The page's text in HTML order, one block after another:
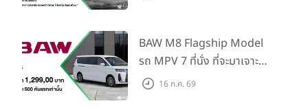
Traffic Monitor เพียงจอง
ภายใน 31 ก.ค. 2569 รับบัตร
น้ำมันมูลค่า 10,000 บาท
BAW M8 Flagship Model
รถ MPV 7 ที่นั่ง ที่จะมาเจาะ
ตลาดครอบครัวและองค์กรยุค
16 ก.ค. 69